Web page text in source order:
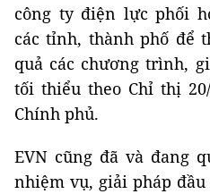
công ty điện lực phối
các tỉnh, thành phố để
quả các chương trình,
tối thiểu theo Chỉ thị
Chính phủ.
EVN cũng đã và đang
nhiệm vụ, giải pháp